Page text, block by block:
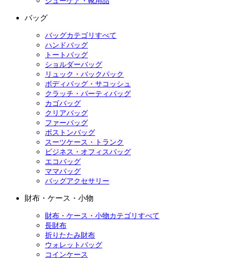
バッグ
バッグカテゴリすべて
ハンドバッグ
トートバッグ
ショルダーバッグ
リュック・バックパック
ボディバッグ・サコッシュ
クラッチ・パーティバッグ
カゴバッグ
クリアバッグ
ファーバッグ
ボストンバッグ
スーツケース・トランク
ビジネス・オフィスバッグ
エコバッグ
ママバッグ
バッグアクセサリー
財布・ケース・小物
財布・ケース・小物カテゴリすべて
長財布
折りたたみ財布
ウォレットバッグ
コインケース